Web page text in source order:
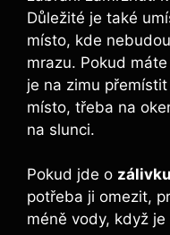
Důležité je také
místo, kde
mrazu. Pokud
je na zimu
místo, třeba na
na slunci.
Pokud jde o zálivku
potřeba ji omezit,
méně vody, když